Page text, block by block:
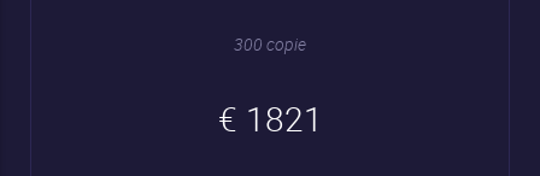
300 copie
€ 1821